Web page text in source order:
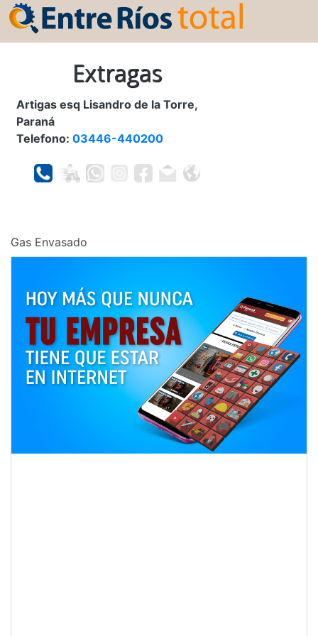
Extragas
Artigas esq Lisandro de la Torre,
Paraná
Telefono: 03446-440200
Gas Envasado